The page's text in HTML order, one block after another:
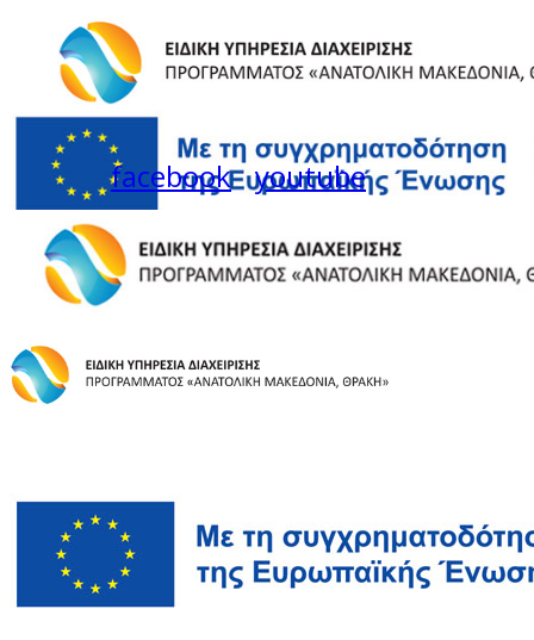
facebook
youtube
Instagram